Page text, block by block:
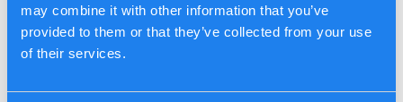
may combine it with other information that you’ve
provided to them or that they’ve collected from your use
of their services.
\
Het toevoegen van AI-gestuurde afwijking detectie voegt een extra
gesignaleerd en verstoringen worden voorkomen voordat ze de